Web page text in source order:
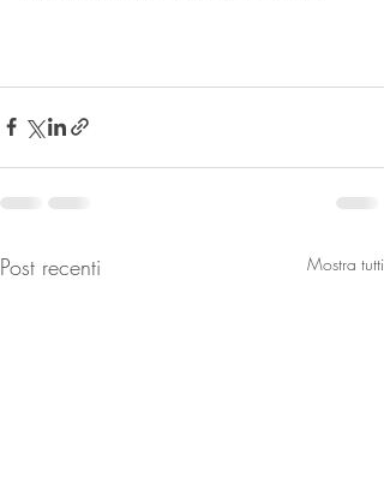
Post recenti Mostra tutti